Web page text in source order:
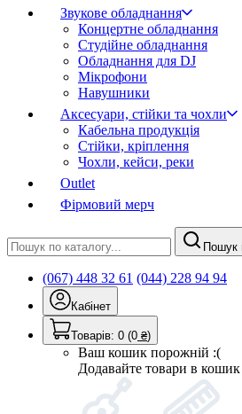
Звукове обладнання
Концертне обладнання
Студійне обладнання
Обладнання для DJ
Мікрофони
Навушники
Аксесуари, стійки та чохли
Кабельна продукція
Стійки, кріплення
Чохли, кейси, реки
Outlet
Фірмовий мерч
Пошук
(067) 448 32 61 (044) 228 94 94
Кабінет
Товарів: 0 (0 ₴)
Ваш кошик порожній :(
Додавайте товари в